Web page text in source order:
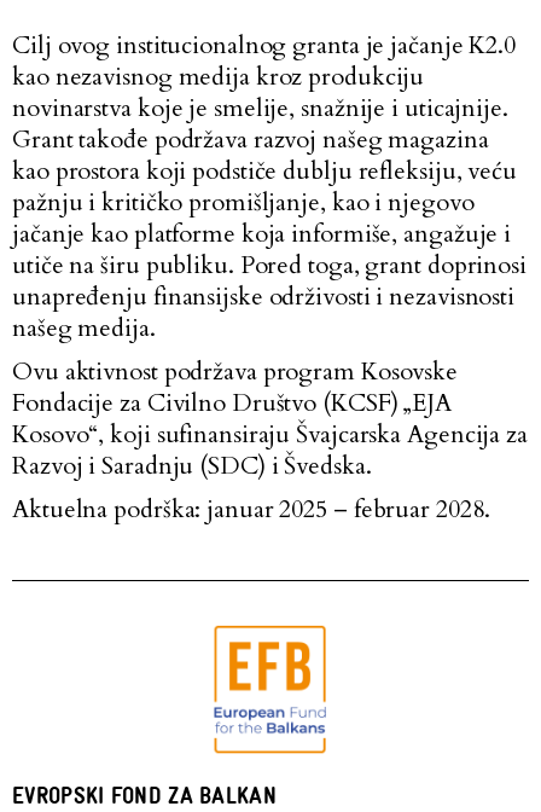
Cilj ovog institucionalnog granta je jačanje K2.0
kao nezavisnog medija kroz produkciju
novinarstva koje je smelije, snažnije i uticajnije.
Grant takođe podržava razvoj našeg magazina
kao prostora koji podstiče dublju refleksiju, veću
pažnju i kritičko promišljanje, kao i njegovo
jačanje kao platforme koja informiše, angažuje i
utiče na širu publiku. Pored toga, grant doprinosi
unapređenju finansijske održivosti i nezavisnosti
našeg medija.
Ovu aktivnost podržava program Kosovske
Fondacije za Civilno Društvo (KCSF) „EJA
Kosovo“, koji sufinansiraju Švajcarska Agencija za
Razvoj i Saradnju (SDC) i Švedska.
Aktuelna podrška: januar 2025 – februar 2028.
EVROPSKI FOND ZA BALKAN